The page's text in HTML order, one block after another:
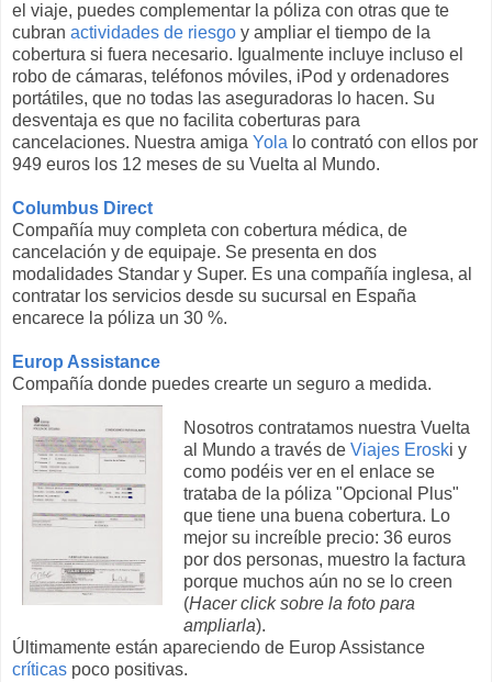
el viaje, puedes complementar la póliza con otras que te
cubran actividades de riesgo y ampliar el tiempo de la
cobertura si fuera necesario. Igualmente incluye incluso el
robo de cámaras, teléfonos móviles, iPod y ordenadores
portátiles, que no todas las aseguradoras lo hacen. Su
desventaja es que no facilita coberturas para
cancelaciones. Nuestra amiga Yola lo contrató con ellos por
949 euros los 12 meses de su Vuelta al Mundo.
Columbus Direct
Compañía muy completa con cobertura médica, de
cancelación y de equipaje. Se presenta en dos
modalidades Standar y Super. Es una compañía inglesa, al
contratar los servicios desde su sucursal en España
encarece la póliza un 30 %.
Europ Assistance
Compañía donde puedes crearte un seguro a medida.
Nosotros contratamos nuestra Vuelta
al Mundo a través de Viajes Eroski y
como podéis ver en el enlace se
trataba de la póliza "Opcional Plus"
que tiene una buena cobertura. Lo
mejor su increíble precio: 36 euros
por dos personas, muestro la factura
porque muchos aún no se lo creen
(Hacer click sobre la foto para
ampliarla).
Últimamente están apareciendo de Europ Assistance
críticas poco positivas.